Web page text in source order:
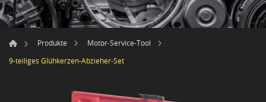
Produkte
Motor-Service-Tool
9-teiliges Glühkerzen-Abzieher-Set